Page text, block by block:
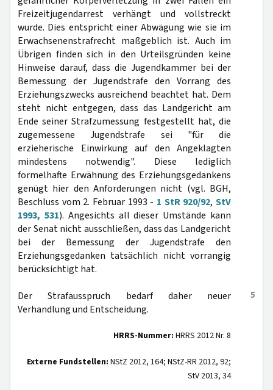
Freizeitjugendarrest verhängt und vollstreckt
wurde. Dies entspricht einer Abwägung wie sie im
Erwachsenenstrafrecht maßgeblich ist. Auch im
Übrigen finden sich in den Urteilsgründen keine
Hinweise darauf, dass die Jugendkammer bei der
Bemessung der Jugendstrafe den Vorrang des
Erziehungszwecks ausreichend beachtet hat. Dem
steht nicht entgegen, dass das Landgericht am
Ende seiner Strafzumessung festgestellt hat, die
zugemessene Jugendstrafe sei "für die
erzieherische Einwirkung auf den Angeklagten
mindestens notwendig". Diese lediglich
formelhafte Erwähnung des Erziehungsgedankens
genügt hier den Anforderungen nicht (vgl. BGH,
Beschluss vom 2. Februar 1993 - 1 StR 920/92,StV
1993, 531). Angesichts all dieser Umstände kann
der Senat nicht ausschließen, dass das Landgericht
bei der Bemessung der Jugendstrafe den
Erziehungsgedanken tatsächlich nicht vorrangig
berücksichtigt hat.
5
Der Strafausspruch bedarf daher neuer
Verhandlung und Entscheidung.
HRRS-Nummer: HRRS 2012 Nr. 8
Externe Fundstellen: NStZ 2012, 164; NStZ-RR 2012, 92;
StV 2013, 34